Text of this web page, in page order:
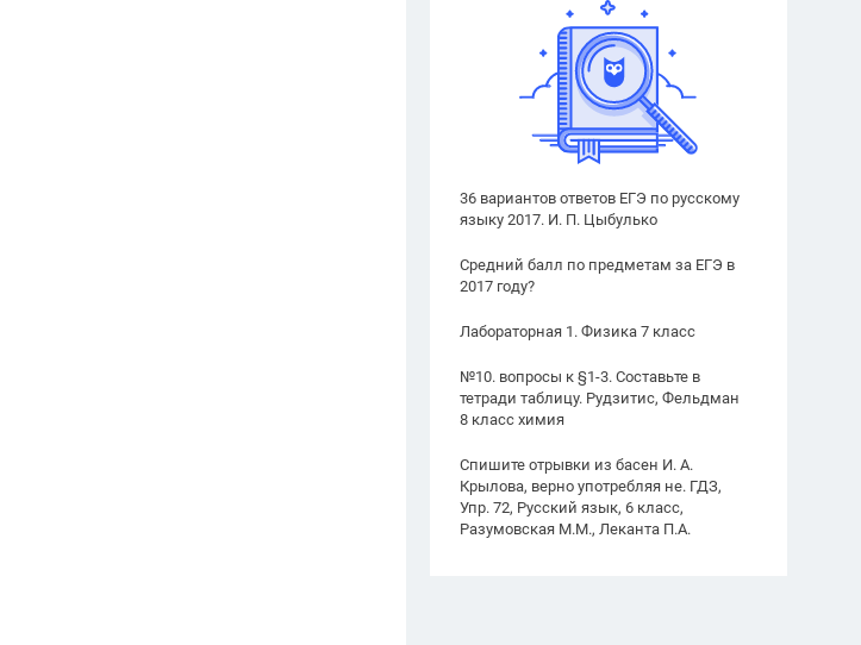
36 вариантов ответов ЕГЭ по русскому
языку 2017. И. П. Цыбулько
Средний балл по предметам за ЕГЭ в
2017 году?
Лабораторная 1. Физика 7 класс
№10. вопросы к §1-3. Составьте в
тетради таблицу. Рудзитис, Фельдман
8 класс химия
Спишите отрывки из басен И. А.
Крылова, верно употребляя не. ГДЗ,
Упр. 72, Русский язык, 6 класс,
Разумовская М.М., Леканта П.А.